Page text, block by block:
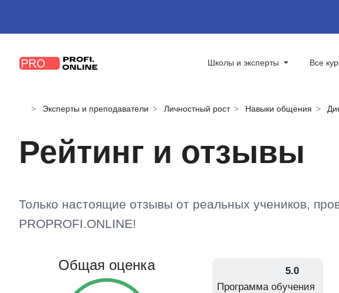
Школы и эксперты Все
Эксперты и преподаватели Личностный рост Навыки общения
Рейтинг и отзывы
Только настоящие отзывы от реальных учеников,
PROPROFI.ONLINE!
Общая оценка
5.0
Программа обучения